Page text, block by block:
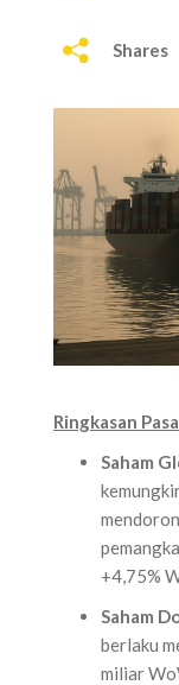
Shares
Ringkasan
Saham
+4,75%
Saham
berlaku
miliar